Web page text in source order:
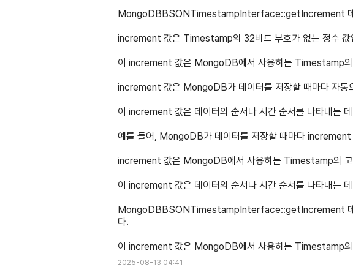
MongoDBBSONTimestampInterface::getIncrement
increment 값은 Timestamp의 32비트 부호가 없는 정수 값
이 increment 값은 MongoDB에서 사용하는 Timestamp
increment 값은 MongoDB가 데이터를 저장할 때마다 자동
이 increment 값은 데이터의 순서나 시간 순서를 나타내는
예를 들어, MongoDB가 데이터를 저장할 때마다 increment
increment 값은 MongoDB에서 사용하는 Timestamp의 고
이 increment 값은 데이터의 순서나 시간 순서를 나타내는
MongoDBBSONTimestampInterface::getIncrement 메
다.
이 increment 값은 MongoDB에서 사용하는 Timestamp의
2025-08-13 04:41